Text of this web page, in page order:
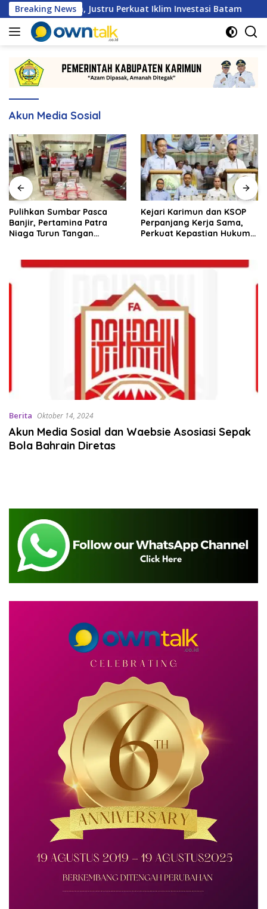
Langsung
ke
konten
Breaking News
Hambatan, Justru Perkuat Iklim Investasi Batam
Akun Media Sosial
Pulihkan Sumbar Pasca
Banjir, Pertamina Patra
Niaga Turun Tangan
Kejari Karimun dan KSOP
Perpanjang Kerja Sama,
Perkuat Kepastian Hukum
Berita Oktober 14, 2024
Akun Media Sosial dan Waebsie Asosiasi Sepak
Bola Bahrain Diretas